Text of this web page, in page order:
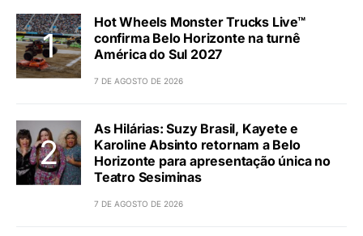
Hot Wheels Monster Trucks Live™
confirma Belo Horizonte na turnê
América do Sul 2027
7 DE AGOSTO DE 2026
As Hilárias: Suzy Brasil, Kayete e
Karoline Absinto retornam a Belo
Horizonte para apresentação única no
Teatro Sesiminas
7 DE AGOSTO DE 2026